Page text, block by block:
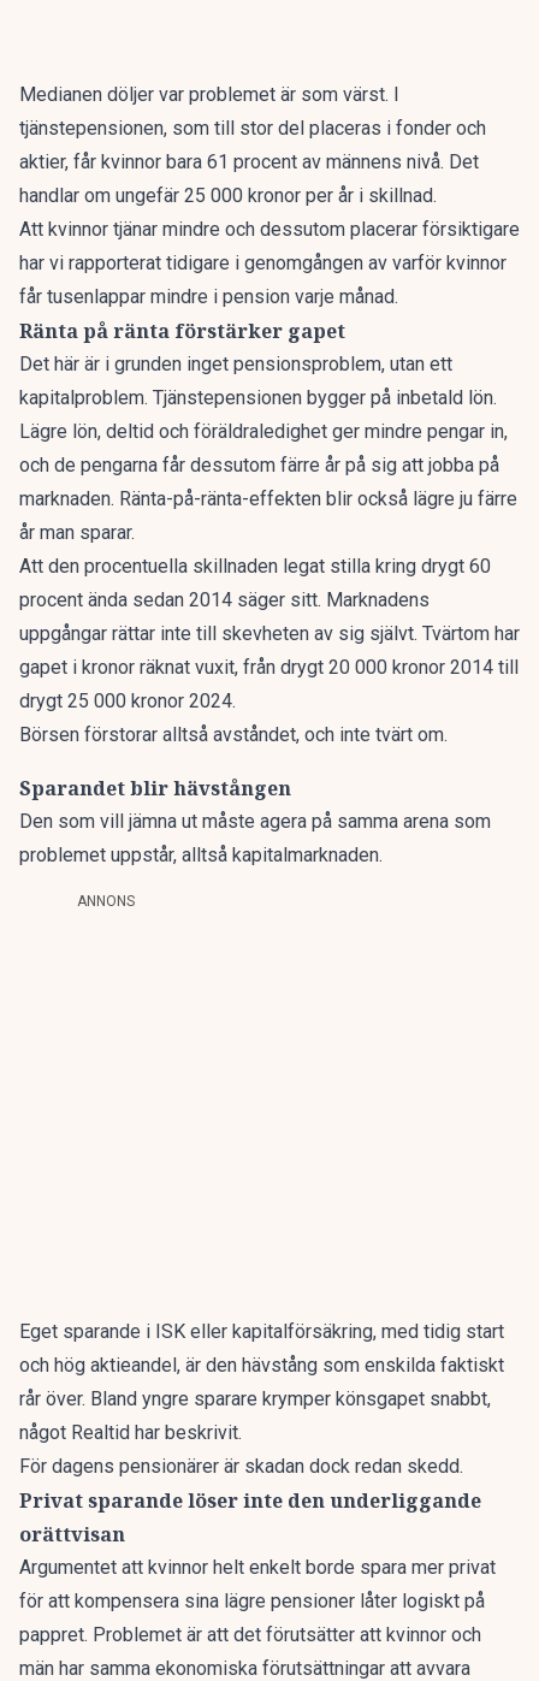
Medianen döljer var problemet är som värst. I
tjänstepensionen, som till stor del placeras i fonder och
aktier, får kvinnor bara 61 procent av männens nivå. Det
handlar om ungefär 25 000 kronor per år i skillnad.
Att kvinnor tjänar mindre och dessutom placerar försiktigare
har vi rapporterat tidigare i genomgången av varför kvinnor
får tusenlappar mindre i pension varje månad.
Ränta på ränta förstärker gapet
Det här är i grunden inget pensionsproblem, utan ett
kapitalproblem. Tjänstepensionen bygger på inbetald lön.
Lägre lön, deltid och föräldraledighet ger mindre pengar in,
och de pengarna får dessutom färre år på sig att jobba på
marknaden. Ränta-på-ränta-effekten blir också lägre ju färre
år man sparar.
Att den procentuella skillnaden legat stilla kring drygt 60
procent ända sedan 2014 säger sitt. Marknadens
uppgångar rättar inte till skevheten av sig självt. Tvärtom har
gapet i kronor räknat vuxit, från drygt 20 000 kronor 2014 till
drygt 25 000 kronor 2024.
Börsen förstorar alltså avståndet, och inte tvärt om.
Sparandet blir hävstången
Den som vill jämna ut måste agera på samma arena som
problemet uppstår, alltså kapitalmarknaden.
ANNONS
Eget sparande i ISK eller kapitalförsäkring, med tidig start
och hög aktieandel, är den hävstång som enskilda faktiskt
rår över. Bland yngre sparare krymper könsgapet snabbt,
något Realtid har beskrivit.
För dagens pensionärer är skadan dock redan skedd.
Privat sparande löser inte den underliggande
orättvisan
Argumentet att kvinnor helt enkelt borde spara mer privat
för att kompensera sina lägre pensioner låter logiskt på
pappret. Problemet är att det förutsätter att kvinnor och
män har samma ekonomiska förutsättningar att avvara